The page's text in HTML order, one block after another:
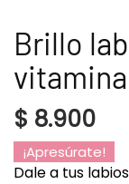
Brillo
$ 8.900
¡Apresúrate!
Dale a tus